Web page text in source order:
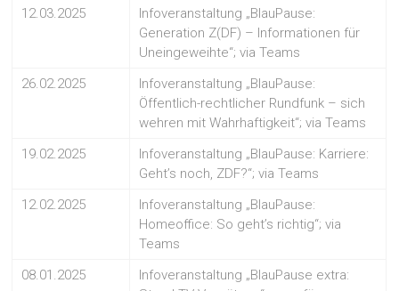
12.03.2025
Infoveranstaltung „BlauPause:
Generation Z(DF) – Informationen für
Uneingeweihte“; via Teams
26.02.2025
Infoveranstaltung „BlauPause:
Öffentlich-rechtlicher Rundfunk – sich
wehren mit Wahrhaftigkeit“; via Teams
19.02.2025
Infoveranstaltung „BlauPause: Karriere:
Geht’s noch, ZDF?“; via Teams
12.02.2025
Infoveranstaltung „BlauPause:
Homeoffice: So geht’s richtig“; via
Teams
08.01.2025
Infoveranstaltung „BlauPause extra: